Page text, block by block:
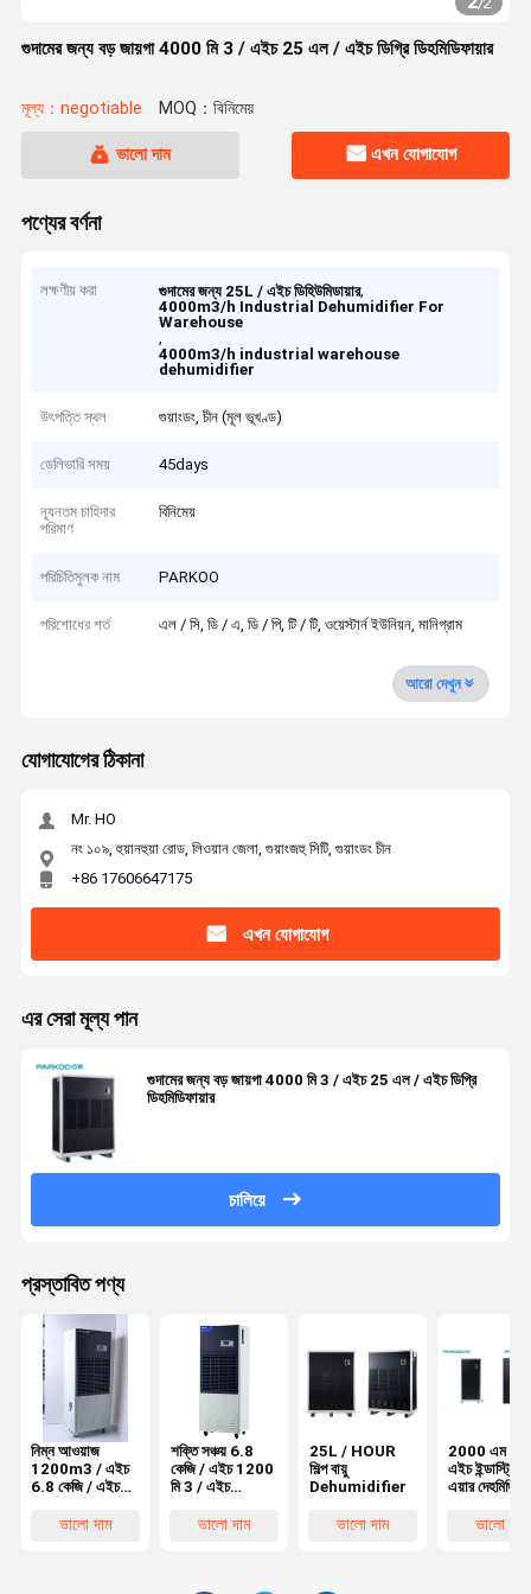
গুদামের জন্য বড় জায়গা 4000 মি 3 / এইচ 25 এল / এইচ ডিগ্রি ডিহমিডিফায়ার
মূল্য：negotiable MOQ：বিনিমেয়
ভালো দাম এখন যোগাযোগ
পণ্যের বর্ণনা
লক্ষণীয় করা গুদামের জন্য 25L / এইচ ডিহিউমিডায়ার,
4000m3/h Industrial Dehumidifier For
Warehouse
,
4000m3/h industrial warehouse
dehumidifier
উৎপত্তি স্থল গুয়াংডং, চীন (মূল ভূখণ্ড)
ডেলিভারি সময় 45days
ন্যূনতম চাহিদার
পরিমাণ
বিনিমেয়
পরিচিতিমুলক নাম PARKOO
পরিশোধের শর্ত এল / সি, ডি / এ, ডি / পি, টি / টি, ওয়েস্টার্ন ইউনিয়ন, মানিগ্রাম
আরো দেখুন
যোগাযোগের ঠিকানা
Mr. HO
নং ১০৯, হুয়ানহুয়া রোড, লিওয়ান জেলা, গুয়াংজহু সিটি, গুয়াংডং চীন
+86 17606647175
এখন যোগাযোগ
এর সেরা মূল্য পান
গুদামের জন্য বড় জায়গা 4000 মি 3 / এইচ 25 এল / এইচ ডিগ্রি
ডিহমিডিফায়ার
চালিয়ে
প্রস্তাবিত পণ্য
নিম্ন আওয়াজ
1200m3 / এইচ
6.8 কেজি / এইচ
ডিহমিডিফায়ার
ভালো দাম
শক্তি সঞ্চয় 6.8
কেজি / এইচ 1200
মি 3 / এইচ
দেহমিডিফায়ার id
ভালো দাম
25L / HOUR
শিল্প বায়ু
Dehumidifier
ভালো দাম
2000 এম 3 /
এইচ
এয়ার
ভালো দাম